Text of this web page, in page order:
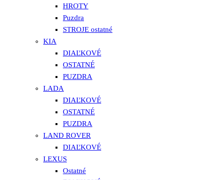
HROTY
Puzdra
STROJE ostatné
KIA
DIAĽKOVÉ
OSTATNÉ
PUZDRA
LADA
DIAĽKOVÉ
OSTATNÉ
PUZDRA
LAND ROVER
DIAĽKOVÉ
LEXUS
Ostatné